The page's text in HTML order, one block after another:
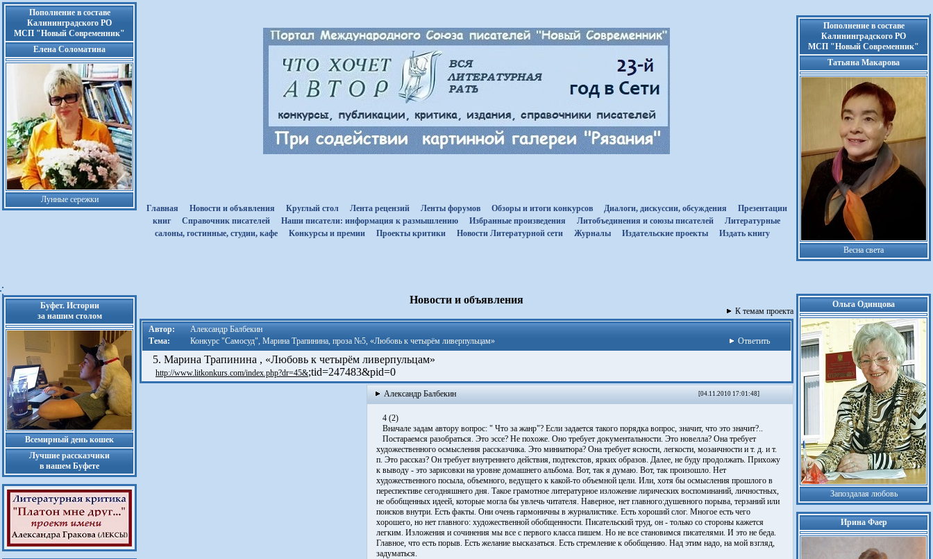
Пополнение в составе
Калининградского РО
МСП "Новый Современник"
Елена Соломатина
Лунные сережки
Главная
Новости и объявления Круглый стол Лента рецензий Ленты форумов Обзоры и итоги конкурсов Диалоги, дискуссии, обсуждения
Презентации
книг
Cправочник писателей Наши писатели: информация к размышлению Избранные произведения Литобъединения и союзы писателей
Литературные
салоны, гостинные, студии, кафе
Kонкурсы и премии Проекты критики Новости Литературной сети Журналы Издательские проекты Издать книгу
Пополнение в составе
Калининградского РО
МСП "Новый Современник"
Татьяна Макарова
Весна света
Буфет. Истории
за нашим столом
Всемирный день кошек
Лучшие рассказчики
в нашем Буфете
Новости и объявления
К темам проекта
Автор:
Александр Балбекин
Тема:
Конкурс "Самосуд", Марина Трапинина, проза №5, «Любовь к четырём ливерпульцам» Ответить
5. Марина Трапинина , «Любовь к четырём ливерпульцам»
http://www.litkonkurs.com/index.php?dr=45&;tid=247483&pid=­0­
Александр Балбекин [04.11.2010 17:01:48]
4 (2)
Вначале задам автору вопрос: " Что за жанр"? Если задается такого порядка вопрос, значит, что это значит?..
Постараемся разобраться. Это эссе? Не похоже. Оно требует документальности. Это новелла? Она требует
художественного осмысления рассказчика. Это миниатюра? Она требует ясности, легкости, мозаичности и т. д. и т.
п. Это рассказ? Он требует внутреннего действия, подтекстов, ярких образов. Далее, не буду продолжать. Прихожу
к выводу - это зарисовки на уровне домашнего альбома. Вот, так я думаю. Вот, так произошло. Нет
художественного посыла, объемного, ведущего к какой-то объемной цели. Или, хотя бы осмысления прошлого в
переспективе сегодняшнего дня. Такое грамотное литературное изложение лирических воспоминаний, личностных,
не обобщенных идеей, которые могла бы увлечь читателя. Наверное, нет главного:душевного порыва, терзаний или
поисков внутри. Есть факты. Они очень гармоничны в журналистике. Есть хороший слог. Многое есть чего
хорошего, но нет главного: художественной обобщенности. Писательский труд, он - только со стороны кажется
легким. Изложения и сочинения мы все с первого класса пишем. Но не все становимся писателями. И это не беда.
Главное, что есть порыв. Есть желание высказаться. Есть стремление к обобщению. Над этим надо, на мой взгляд,
задуматься.
Ольга Одинцова
Запоздалая любовь
Ирина Фаер